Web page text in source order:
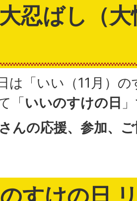
忍ばし（
は「いい（11月）
「いいのすけの日
んの応援、参加、
すけの日